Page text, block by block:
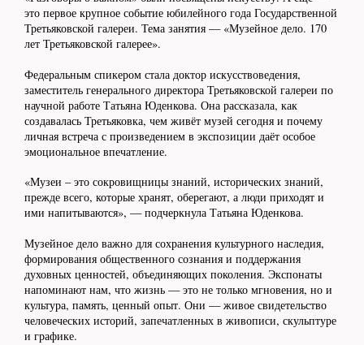
это первое крупное событие юбилейного года Государственной
Третьяковской галереи. Тема занятия — «Музейное дело. 170
лет Третьяковской галерее».
Федеральным спикером стала доктор искусствоведения,
заместитель генерального директора Третьяковской галереи по
научной работе Татьяна Юденкова. Она рассказала, как
создавалась Третьяковка, чем живёт музей сегодня и почему
личная встреча с произведением в экспозиции даёт особое
эмоциональное впечатление.
«Музеи – это сокровищницы знаний, исторических знаний,
прежде всего, которые хранят, оберегают, а люди приходят и
ими напитываются», — подчеркнула Татьяна Юденкова.
Музейное дело важно для сохранения культурного наследия,
формирования общественного сознания и поддержания
духовных ценностей, объединяющих поколения. Экспонаты
напоминают нам, что жизнь — это не только мгновения, но и
культура, память, ценный опыт. Они — живое свидетельство
человеческих историй, запечатленных в живописи, скульптуре
и графике.